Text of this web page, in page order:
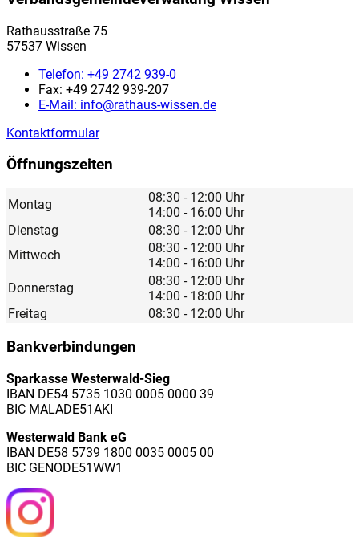
Rathausstraße 75
57537 Wissen
Telefon: +49 2742 939-0
Fax: +49 2742 939-207
E-Mail: info@rathaus-wissen.de
Kontaktformular
Öffnungszeiten
Montag
08:30 - 12:00 Uhr
14:00 - 16:00 Uhr
Dienstag
08:30 - 12:00 Uhr
Mittwoch
08:30 - 12:00 Uhr
14:00 - 16:00 Uhr
Donnerstag
08:30 - 12:00 Uhr
14:00 - 18:00 Uhr
Freitag
08:30 - 12:00 Uhr
Bankverbindungen
Sparkasse Westerwald-Sieg
IBAN DE54 5735 1030 0005 0000 39
BIC MALADE51AKI
Westerwald Bank eG
IBAN DE58 5739 1800 0035 0005 00
BIC GENODE51WW1